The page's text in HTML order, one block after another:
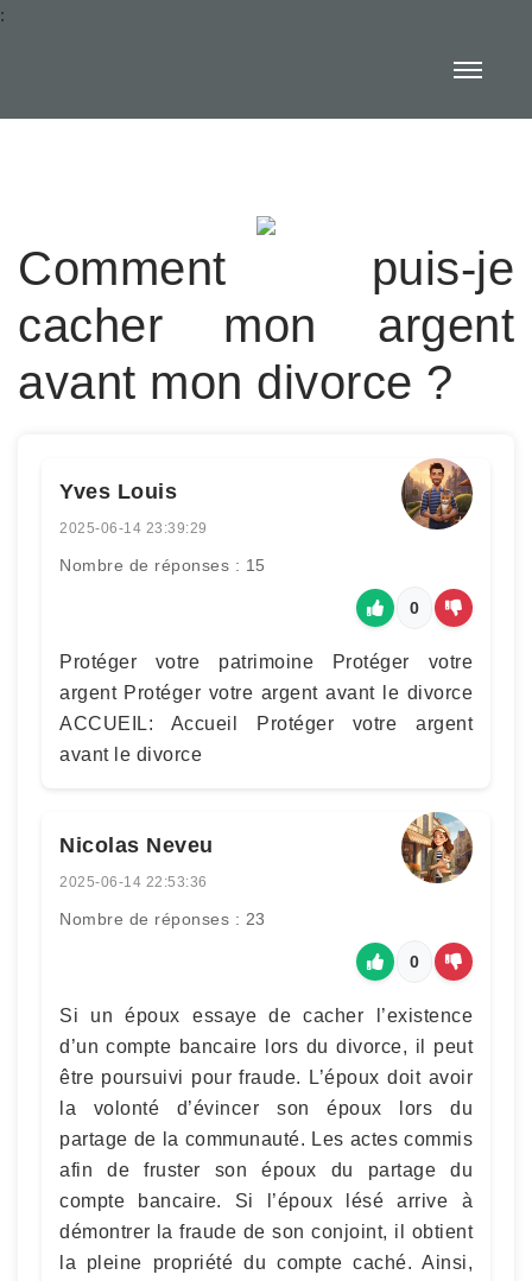
:
Comment puis-je
cacher mon argent
avant mon divorce ?
Yves Louis
2025-06-14 23:39:29
Nombre de réponses : 15
0
Protéger votre patrimoine Protéger votre
argent Protéger votre argent avant le divorce
ACCUEIL: Accueil Protéger votre argent
avant le divorce
Nicolas Neveu
2025-06-14 22:53:36
Nombre de réponses : 23
0
Si un époux essaye de cacher l’existence
d’un compte bancaire lors du divorce, il peut
être poursuivi pour fraude. L’époux doit avoir
la volonté d’évincer son époux lors du
partage de la communauté. Les actes commis
afin de fruster son époux du partage du
compte bancaire. Si l’époux lésé arrive à
démontrer la fraude de son conjoint, il obtient
la pleine propriété du compte caché. Ainsi,